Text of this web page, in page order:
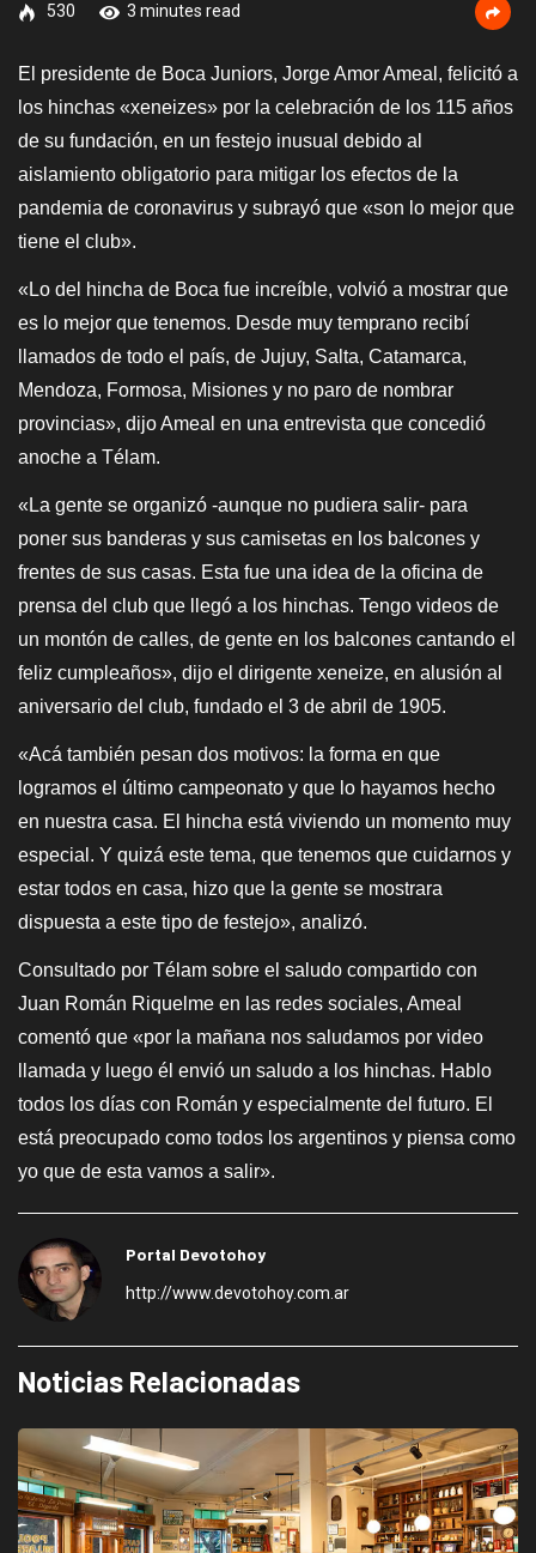
530 3 minutes read
El presidente de Boca Juniors, Jorge Amor Ameal, felicitó a
los hinchas «xeneizes» por la celebración de los 115 años
de su fundación, en un festejo inusual debido al
aislamiento obligatorio para mitigar los efectos de la
pandemia de coronavirus y subrayó que «son lo mejor que
tiene el club».
«Lo del hincha de Boca fue increíble, volvió a mostrar que
es lo mejor que tenemos. Desde muy temprano recibí
llamados de todo el país, de Jujuy, Salta, Catamarca,
Mendoza, Formosa, Misiones y no paro de nombrar
provincias», dijo Ameal en una entrevista que concedió
anoche a Télam.
«La gente se organizó -aunque no pudiera salir- para
poner sus banderas y sus camisetas en los balcones y
frentes de sus casas. Esta fue una idea de la oficina de
prensa del club que llegó a los hinchas. Tengo videos de
un montón de calles, de gente en los balcones cantando el
feliz cumpleaños», dijo el dirigente xeneize, en alusión al
aniversario del club, fundado el 3 de abril de 1905.
«Acá también pesan dos motivos: la forma en que
logramos el último campeonato y que lo hayamos hecho
en nuestra casa. El hincha está viviendo un momento muy
especial. Y quizá este tema, que tenemos que cuidarnos y
estar todos en casa, hizo que la gente se mostrara
dispuesta a este tipo de festejo», analizó.
Consultado por Télam sobre el saludo compartido con
Juan Román Riquelme en las redes sociales, Ameal
comentó que «por la mañana nos saludamos por video
llamada y luego él envió un saludo a los hinchas. Hablo
todos los días con Román y especialmente del futuro. El
está preocupado como todos los argentinos y piensa como
yo que de esta vamos a salir».
Portal Devotohoy
http://www.devotohoy.com.ar
Noticias Relacionadas